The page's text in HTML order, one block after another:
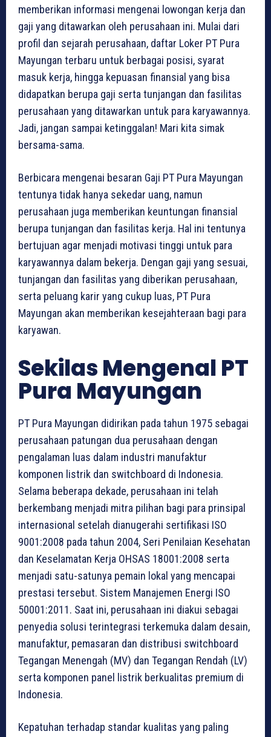
memberikan informasi mengenai lowongan kerja dan
gaji yang ditawarkan oleh perusahaan ini. Mulai dari
profil dan sejarah perusahaan, daftar Loker PT Pura
Mayungan terbaru untuk berbagai posisi, syarat
masuk kerja, hingga kepuasan finansial yang bisa
didapatkan berupa gaji serta tunjangan dan fasilitas
perusahaan yang ditawarkan untuk para karyawannya.
Jadi, jangan sampai ketinggalan! Mari kita simak
bersama-sama.
Berbicara mengenai besaran Gaji PT Pura Mayungan
tentunya tidak hanya sekedar uang, namun
perusahaan juga memberikan keuntungan finansial
berupa tunjangan dan fasilitas kerja. Hal ini tentunya
bertujuan agar menjadi motivasi tinggi untuk para
karyawannya dalam bekerja. Dengan gaji yang sesuai,
tunjangan dan fasilitas yang diberikan perusahaan,
serta peluang karir yang cukup luas, PT Pura
Mayungan akan memberikan kesejahteraan bagi para
karyawan.
Sekilas Mengenal PT
Pura Mayungan
PT Pura Mayungan didirikan pada tahun 1975 sebagai
perusahaan patungan dua perusahaan dengan
pengalaman luas dalam industri manufaktur
komponen listrik dan switchboard di Indonesia.
Selama beberapa dekade, perusahaan ini telah
berkembang menjadi mitra pilihan bagi para prinsipal
internasional setelah dianugerahi sertifikasi ISO
9001:2008 pada tahun 2004, Seri Penilaian Kesehatan
dan Keselamatan Kerja OHSAS 18001:2008 serta
menjadi satu-satunya pemain lokal yang mencapai
prestasi tersebut. Sistem Manajemen Energi ISO
50001:2011. Saat ini, perusahaan ini diakui sebagai
penyedia solusi terintegrasi terkemuka dalam desain,
manufaktur, pemasaran dan distribusi switchboard
Tegangan Menengah (MV) dan Tegangan Rendah (LV)
serta komponen panel listrik berkualitas premium di
Indonesia.
Kepatuhan terhadap standar kualitas yang paling